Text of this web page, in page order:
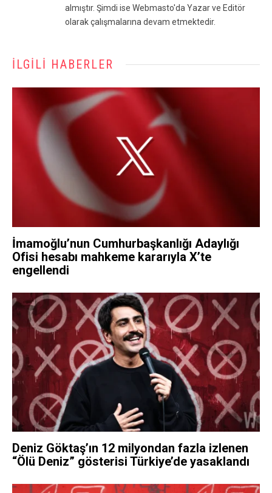
almıştır. Şimdi ise Webmasto'da Yazar ve Editör
olarak çalışmalarına devam etmektedir.
İLGILI HABERLER
İmamoğlu’nun Cumhurbaşkanlığı Adaylığı
Ofisi hesabı mahkeme kararıyla X’te
engellendi
Deniz Göktaş’ın 12 milyondan fazla izlenen
“Ölü Deniz” gösterisi Türkiye’de yasaklandı